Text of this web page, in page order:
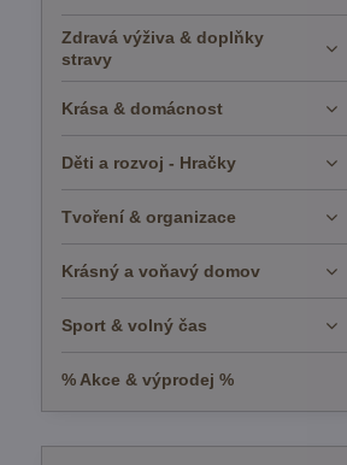
Zdravá výživa & doplňky
stravy
Krása & domácnost
Děti a rozvoj - Hračky
Tvoření & organizace
Krásný a voňavý domov
Sport & volný čas
% Akce & výprodej %